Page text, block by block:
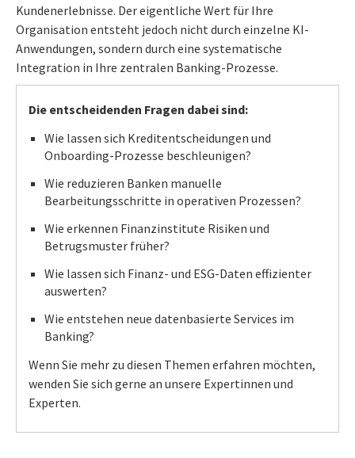
Kundenerlebnisse. Der eigentliche Wert für Ihre
Organisation entsteht jedoch nicht durch einzelne KI-
Anwendungen, sondern durch eine systematische
Integration in Ihre zentralen Banking-Prozesse.
Die entscheidenden Fragen dabei sind:
Wie lassen sich Kreditentscheidungen und
Onboarding-Prozesse beschleunigen?
Wie reduzieren Banken manuelle
Bearbeitungsschritte in operativen Prozessen?
Wie erkennen Finanzinstitute Risiken und
Betrugsmuster früher?
Wie lassen sich Finanz- und ESG-Daten effizienter
auswerten?
Wie entstehen neue datenbasierte Services im
Banking?
Wenn Sie mehr zu diesen Themen erfahren möchten,
wenden Sie sich gerne an unsere Expertinnen und
Experten.